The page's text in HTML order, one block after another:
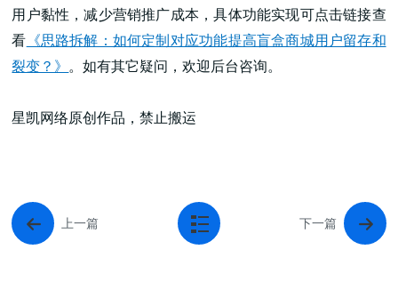
用户黏性，减少营销推广成本，具体功能实现可点击链接查
看 《思路拆解：如何定制对应功能提高盲盒商城用户留存和
裂变？》 。如有其它疑问，欢迎后台咨询。
星凯网络原创作品，禁止搬运
上一篇 下一篇